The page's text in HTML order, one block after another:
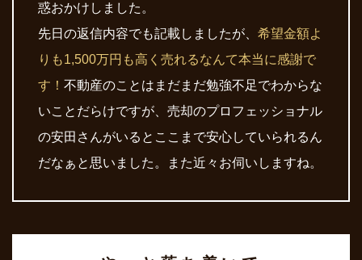
惑おかけしました。
先日の返信内容でも記載しましたが、 希望金額よ
りも1,500万円も高く売れるなんて本当に感謝で
す！ 不動産のことはまだまだ勉強不足でわからな
いことだらけですが、売却のプロフェッショナル
の安田さんがいるとここまで安心していられるん
だなぁと思いました。また近々お伺いしますね。